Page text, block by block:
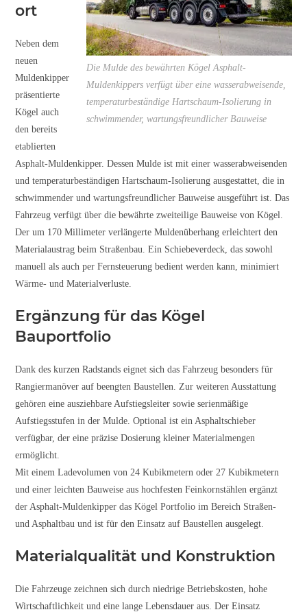
Die Mulde des bewährten Kögel Asphalt-
Muldenkippers verfügt über eine wasserabweisende,
temperaturbeständige Hartschaum-Isolierung in
schwimmender, wartungsfreundlicher Bauweise
ort
Neben dem
neuen
Muldenkipper
präsentierte
Kögel auch
den bereits
etablierten
Asphalt-Muldenkipper. Dessen Mulde ist mit einer wasserabweisenden
und temperaturbeständigen Hartschaum-Isolierung ausgestattet, die in
schwimmender und wartungsfreundlicher Bauweise ausgeführt ist. Das
Fahrzeug verfügt über die bewährte zweiteilige Bauweise von Kögel.
Der um 170 Millimeter verlängerte Muldenüberhang erleichtert den
Materialaustrag beim Straßenbau. Ein Schiebeverdeck, das sowohl
manuell als auch per Fernsteuerung bedient werden kann, minimiert
Wärme- und Materialverluste.
Ergänzung für das Kögel
Bauportfolio
Dank des kurzen Radstands eignet sich das Fahrzeug besonders für
Rangiermanöver auf beengten Baustellen. Zur weiteren Ausstattung
gehören eine ausziehbare Aufstiegsleiter sowie serienmäßige
Aufstiegsstufen in der Mulde. Optional ist ein Asphaltschieber
verfügbar, der eine präzise Dosierung kleiner Materialmengen
ermöglicht.
Mit einem Ladevolumen von 24 Kubikmetern oder 27 Kubikmetern
und einer leichten Bauweise aus hochfesten Feinkornstählen ergänzt
der Asphalt-Muldenkipper das Kögel Portfolio im Bereich Straßen-
und Asphaltbau und ist für den Einsatz auf Baustellen ausgelegt.
Materialqualität und Konstruktion
Die Fahrzeuge zeichnen sich durch niedrige Betriebskosten, hohe
Wirtschaftlichkeit und eine lange Lebensdauer aus. Der Einsatz